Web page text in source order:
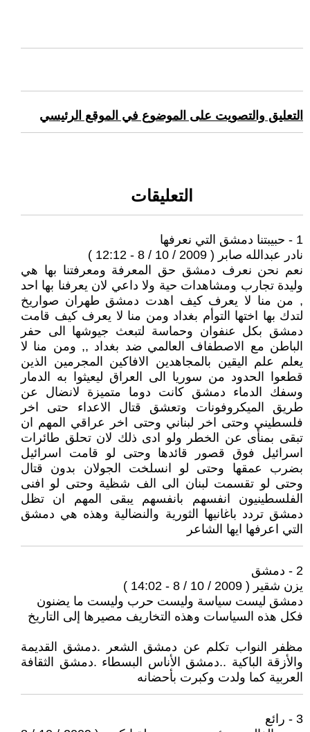
التعليق والتصويت على الموضوع في الموقع الرئيسي
التعليقات
1 - حبيبتنا دمشق التي نعرفها
نادر عبدالله صابر ( 2009 / 10 / 8 - 12:12 )
نعم نحن نعرف دمشق حق المعرفة ومعرفتنا بها هي
وليدة تجارب ومشاهدات حية ولا داعي لان يعرفنا بها احد
, من منا لا يعرف كيف اهدت دمشق طهران صواريخ
لتدك بها اختها التوأم بغداد ومن منا لا يعرف كيف قامت
دمشق بكل عنفوان وحماسة لتبعث جيوشها الى حفر
الباطن مع الاصطفاف العالمي ضد بغداد ,, ومن منا لا
يعلم علم اليقين بالمجاهدين الافاكين المجرمين الذين
قطعوا الحدود من سوريا الى العراق ليعيثوا به الدمار
وسفك الدماء دمشق كانت دوما متميزة لانضال عن
طريق الميكروفونات وتعشق قتال الاعداء حتى اخر
فلسطيني وحتى اخر لبناني وحتى اخر عراقي المهم ان
تبقى بمنأى عن الخطر ولو ادى ذلك لان تحلق طائرات
اسرائيل فوق قصور قائدها وحتى لو قامت اسرائيل
بضرب عمقها وحتى لو انسلخت الجولان بدون قتال
وحتى لو تقسمت لبنان الى الف شظية وحتى لو افنى
الفلسطينيون انفسهم بانفسهم يبقى المهم ان تظل
دمشق تردد باغانيها الثورية والنضالية وهذه هي دمشق
التي اعرفها ايها الشاعر
2 - دمشق
يزن شقير ( 2009 / 10 / 8 - 14:02 )
دمشق ليست سياسة وليست حرب وليست ما يضنون
فكل هذه السياسات وهذه التخاريف مصيرها إلى التاريخ
مظفر النواب تكلم عن دمشق الشعر .دمشق القديمة
والأزقة الباكية ..دمشق الأناس البسطاء .دمشق الثقافة
العربية كما ولدت وكبرت بأحضانه
3 - رائع